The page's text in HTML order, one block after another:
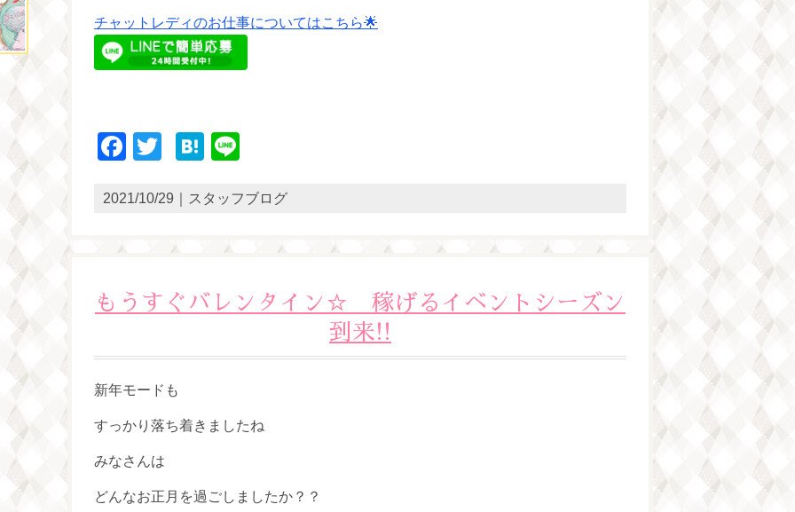
チャットレディのお仕事についてはこちら🌟
Facebook
TwitterHatena
2021/10/29｜スタッフブログ
もうすぐバレンタイン☆ 稼げるイベントシーズン
到来!!
新年モードも
すっかり落ち着きましたね
みなさんは
どんなお正月を過ごしましたか？？